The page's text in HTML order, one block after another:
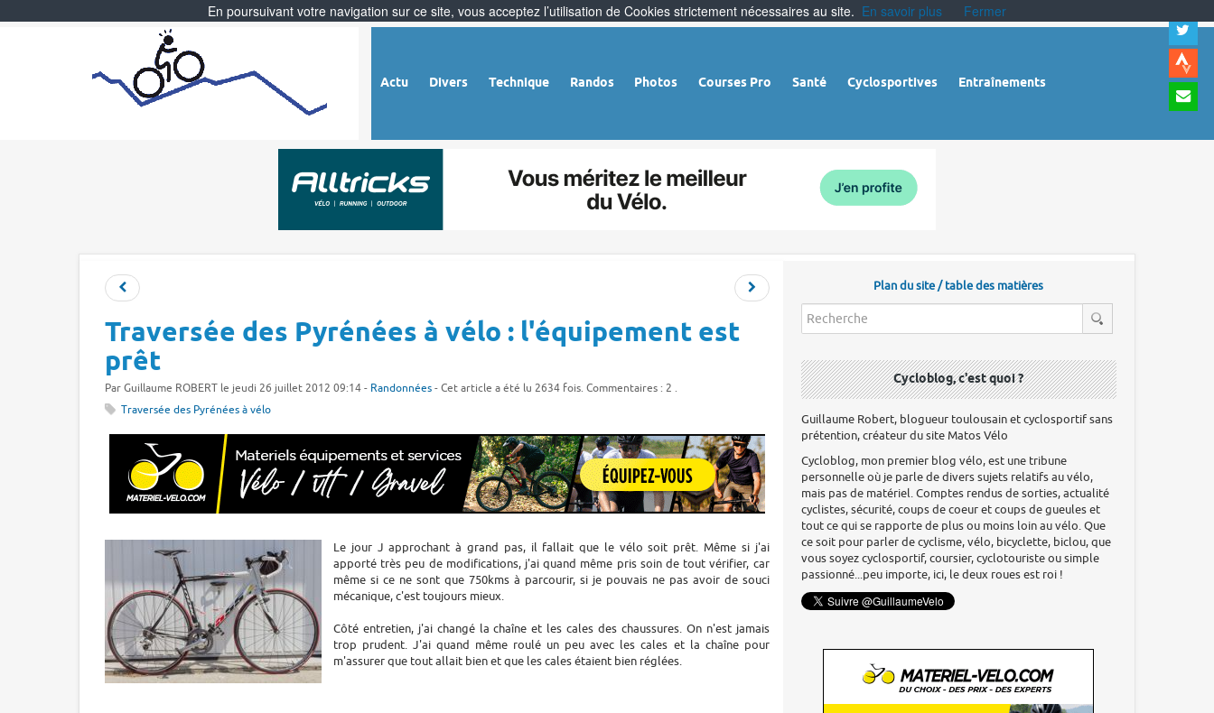
Actu Divers Technique Randos Photos Courses Pro Santé Cyclosportives Entraînements
à
Traversée des Pyrénées à vélo : l'équipement est
prêt
Par Guillaume ROBERT le jeudi 26 juillet 2012 09:14 - Randonnées - Cet article a été lu 2634 fois. Commentaires : 2 .
Traversée des Pyrénées à vélo
Le jour J approchant à grand pas, il fallait que le vélo soit prêt. Même si j'ai
apporté très peu de modifications, j'ai quand même pris soin de tout vérifier, car
même si ce ne sont que 750kms à parcourir, si je pouvais ne pas avoir de souci
mécanique, c'est toujours mieux.
Côté entretien, j'ai changé la chaîne et les cales des chaussures. On n'est jamais
trop prudent. J'ai quand même roulé un peu avec les cales et la chaîne pour
m'assurer que tout allait bien et que les cales étaient bien réglées.
Plan du site / table des matières
Cycloblog, c'est quoi ?
Guillaume Robert, blogueur toulousain et cyclosportif sans
prétention, créateur du site Matos Vélo
Cycloblog, mon premier blog vélo, est une tribune
personnelle où je parle de divers sujets relatifs au vélo,
mais pas de matériel. Comptes rendus de sorties, actualité
cyclistes, sécurité, coups de coeur et coups de gueules et
tout ce qui se rapporte de plus ou moins loin au vélo. Que
ce soit pour parler de cyclisme, vélo, bicyclette, biclou, que
vous soyez cyclosportif, coursier, cyclotouriste ou simple
passionné...peu importe, ici, le deux roues est roi !
En poursuivant votre navigation sur ce site, vous acceptez l’utilisation de Cookies strictement nécessaires au site. En savoir plus Fermer